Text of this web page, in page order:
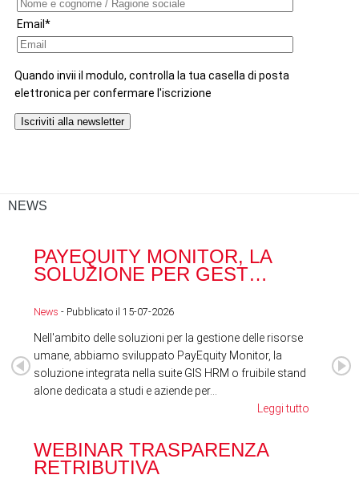
NEWS
PAYEQUITY MONITOR, LA
SOLUZIONE PER GEST…
News - Pubblicato il 15-07-2026
Nell'ambito delle soluzioni per la gestione delle risorse
umane, abbiamo sviluppato PayEquity Monitor, la
soluzione integrata nella suite GIS HRM o fruibile stand
alone dedicata a studi e aziende per...
Leggi tutto
WEBINAR TRASPARENZA
RETRIBUTIVA